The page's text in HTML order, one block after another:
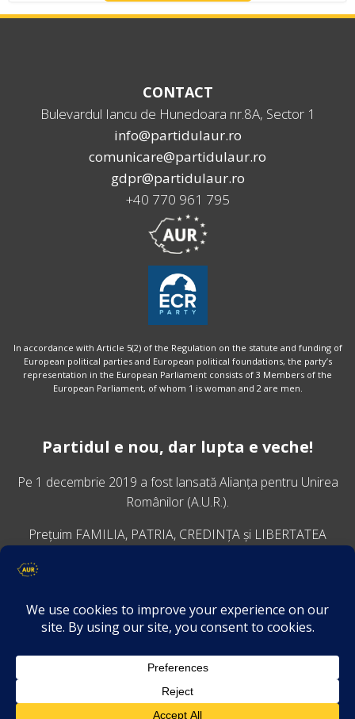
CONTACT
Bulevardul Iancu de Hunedoara nr.8A, Sector 1
info@partidulaur.ro
comunicare@partidulaur.ro
gdpr@partidulaur.ro
+40 770 961 795
In accordance with Article 5(2) of the Regulation on the statute and funding of
European political parties and European political foundations, the party’s
representation in the European Parliament consists of 3 Members of the
European Parliament, of whom 1 is woman and 2 are men.
Partidul e nou, dar lupta e veche!
Pe 1 decembrie 2019 a fost lansatăAlianța pentru Unirea
Românilor (A.U.R.).
Prețuim FAMILIA, PATRIA, CREDINȚA și LIBERTATEA
VINO ALĂTURI DE NOI
Descarcă aplicația Platforma AUR
Termeni și condiții de confidențialitate
GDPR